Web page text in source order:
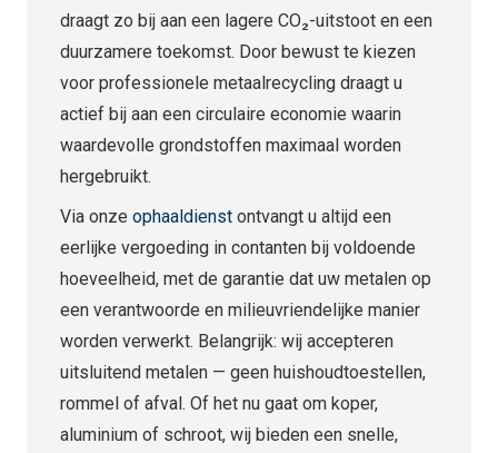
draagt zo bij aan een lagere CO₂-uitstoot en een
duurzamere toekomst. Door bewust te kiezen
voor professionele metaalrecycling draagt u
actief bij aan een circulaire economie waarin
waardevolle grondstoffen maximaal worden
hergebruikt.
Via onze ophaaldienst ontvangt u altijd een
eerlijke vergoeding in contanten bij voldoende
hoeveelheid, met de garantie dat uw metalen op
een verantwoorde en milieuvriendelijke manier
worden verwerkt. Belangrijk: wij accepteren
uitsluitend metalen — geen huishoudtoestellen,
rommel of afval. Of het nu gaat om koper,
aluminium of schroot, wij bieden een snelle,